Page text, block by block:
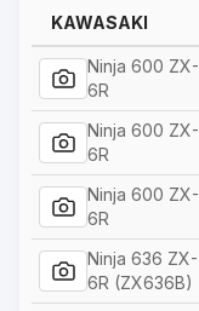
KAWASAKI
Ninja 600 ZX-
6R
Ninja 600 ZX-
6R
Ninja 600 ZX-
6R
Ninja 636 ZX-
6R (ZX636B)